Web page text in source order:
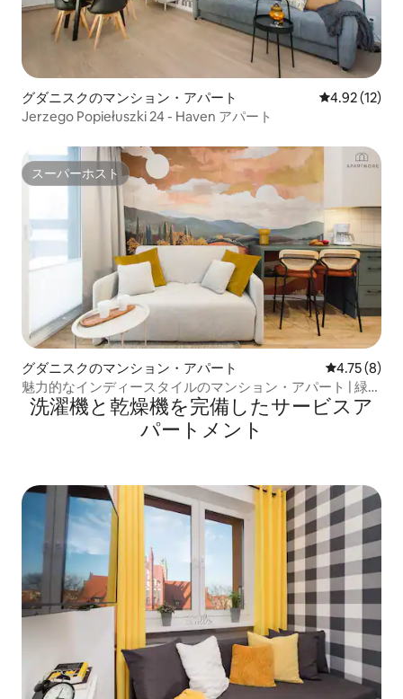
グダニスクのマンション・アパート レビュー12
4.92 (12)
Jerzego Popiełuszki 24 - Haven アパート
スーパーホスト
スーパーホスト
グダニスクのマンション・アパート レビュー8
4.75 (8)
魅力的なインディースタイルのマンション・アパート | 緑豊
かなパティオ
洗濯機と乾燥機を完備したサービスア
パートメント